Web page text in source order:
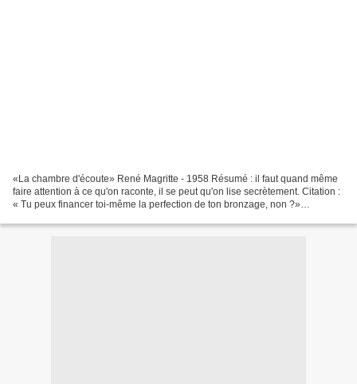
«La chambre d'écoute» René Magritte - 1958 Résumé : il faut quand même
faire attention à ce qu'on raconte, il se peut qu'on lise secrètement. Citation :
« Tu peux financer toi-même la perfection de ton bronzage, non ?»